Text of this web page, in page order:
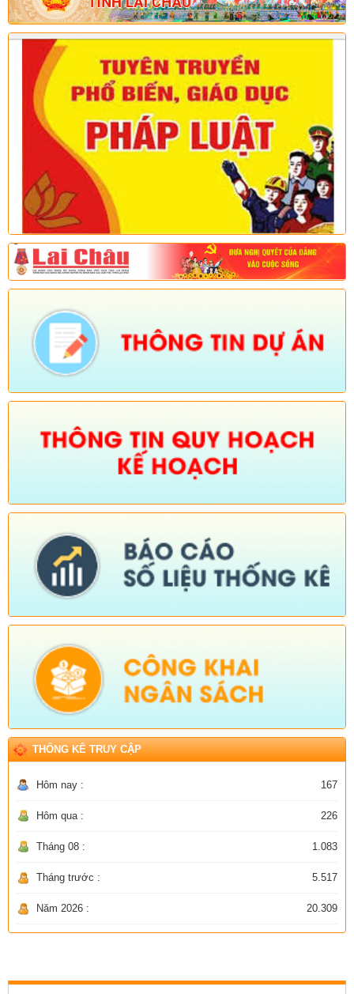
THỐNG KÊ TRUY CẬP
Hôm nay : 167
Hôm qua : 226
Tháng 08 : 1.083
Tháng trước : 5.517
Năm 2026 : 20.309